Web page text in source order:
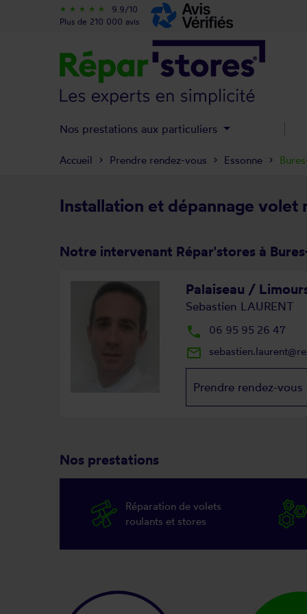
Installation et dépannage volet
Notre intervenant Répar'stores à
Palaiseau /
Sebastien LAURENT
local_phone 06 95 95 26 47
mail_outline
Prendre rendez-vous
Nos prestations
Réparation de volets
roulants et stores
Accueil Prendre rendez-vous Essonne
star_rate star_rate star_rate star_rate star_rate
9.9/10
Plus de 210 000 avis
Nos prestations aux particuliers